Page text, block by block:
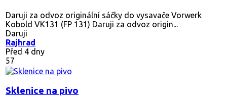
Daruji za odvoz originální sáčky do vysavače Vorwerk
Kobold VK131 (FP 131) Daruji za odvoz origin...
Daruji
Rajhrad
Před 4 dny
57
Sklenice na pivo